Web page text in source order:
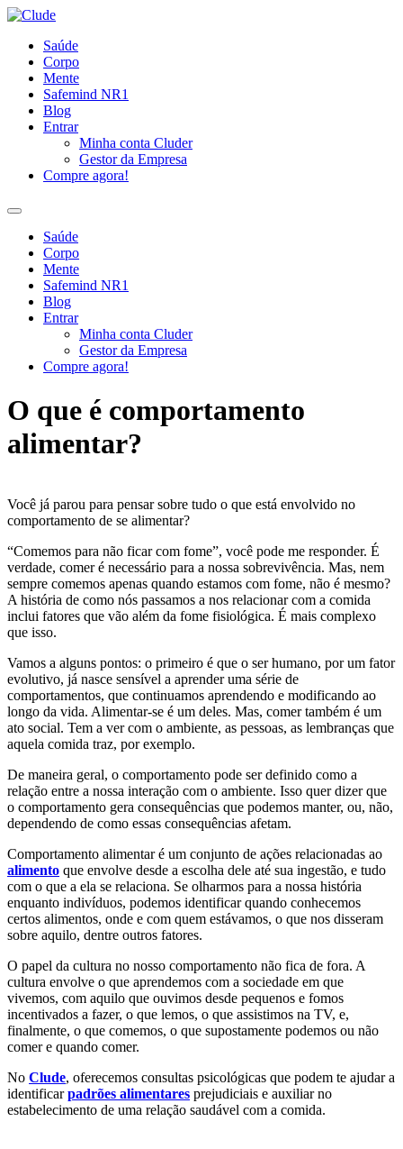
Ir
conteúdo
Saúde
Corpo
Mente
Safemind NR1
Blog
Entrar
Minha conta Cluder
Gestor da Empresa
Compre agora!
Saúde
Corpo
Mente
Safemind NR1
Blog
Entrar
Minha conta Cluder
Gestor da Empresa
Compre agora!
O que é comportamento
alimentar?
Você já parou para pensar sobre tudo o que está envolvido no
comportamento de se alimentar?
“Comemos para não ficar com fome”, você pode me responder. É
verdade, comer é necessário para a nossa sobrevivência. Mas, nem
sempre comemos apenas quando estamos com fome, não é mesmo?
A história de como nós passamos a nos relacionar com a comida
inclui fatores que vão além da fome fisiológica. É mais complexo
que isso.
Vamos a alguns pontos: o primeiro é que o ser humano, por um fator
evolutivo, já nasce sensível a aprender uma série de
comportamentos, que continuamos aprendendo e modificando ao
longo da vida. Alimentar-se é um deles. Mas, comer também é um
ato social. Tem a ver com o ambiente, as pessoas, as lembranças que
aquela comida traz, por exemplo.
De maneira geral, o comportamento pode ser definido como a
relação entre a nossa interação com o ambiente. Isso quer dizer que
o comportamento gera consequências que podemos manter, ou, não,
dependendo de como essas consequências afetam.
Comportamento alimentar é um conjunto de ações relacionadas ao
alimento que envolve desde a escolha dele até sua ingestão, e tudo
com o que a ela se relaciona. Se olharmos para a nossa história
enquanto indivíduos, podemos identificar quando conhecemos
certos alimentos, onde e com quem estávamos, o que nos disseram
sobre aquilo, dentre outros fatores.
O papel da cultura no nosso comportamento não fica de fora. A
cultura envolve o que aprendemos com a sociedade em que
vivemos, com aquilo que ouvimos desde pequenos e fomos
incentivados a fazer, o que lemos, o que assistimos na TV, e,
finalmente, o que comemos, o que supostamente podemos ou não
comer e quando comer.
No Clude, oferecemos consultas psicológicas que podem te ajudar a
identificarpadrões alimentares prejudiciais e auxiliar no
estabelecimento de uma relação saudável com a comida.